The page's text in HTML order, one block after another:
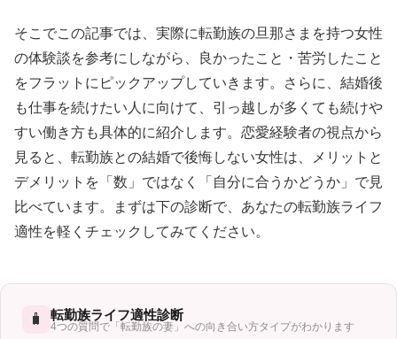
そこでこの記事では、実際に転勤族の旦那さまを持つ女性
の体験談を参考にしながら、良かったこと・苦労したこと
をフラットにピックアップしていきます。さらに、結婚後
も仕事を続けたい人に向けて、引っ越しが多くても続けや
すい働き方も具体的に紹介します。恋愛経験者の視点から
見ると、転勤族との結婚で後悔しない女性は、メリットと
デメリットを「数」ではなく「自分に合うかどうか」で見
比べています。まずは下の診断で、あなたの転勤族ライフ
適性を軽くチェックしてみてください。
🧳 転勤族ライフ適性診断
4つの質問で「転勤族の妻」への向き合い方タイプがわかります